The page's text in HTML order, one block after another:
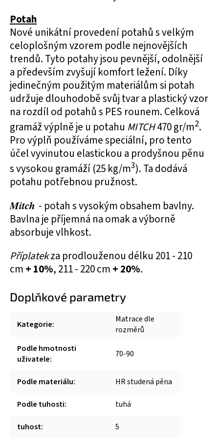
Potah
Nové unikátní provedení potahů s velkým
celoplošným vzorem podle nejnovějších
trendů. Tyto potahy jsou pevnější, odolnější
a především zvyšují komfort ležení. Díky
jedinečným použitým materiálům si potah
udržuje dlouhodobě svůj tvar a plastický vzor
na rozdíl od potahů s PES rounem. Celková
gramáž výplně je u potahu MITCH470 gr/m2.
Pro výplň používáme speciální, pro tento
účel vyvinutou elastickou a prodyšnou pěnu
s vysokou gramáží (25 kg/m3). Ta dodává
potahu potřebnou pružnost.
Mitch - potah s vysokým obsahem bavlny.
Bavlna je příjemná na omak a výborně
absorbuje vlhkost.
Příplatekza prodlouženou délku 201 - 210
cm + 10%, 211 - 220 cm + 20%.
Doplňkové parametry
Kategorie:
Matrace dle
rozměrů
Podle hmotnosti
uživatele: 70-90
Podle materiálu: HR studená pěna
Podle tuhosti: tuhá
tuhost: 5